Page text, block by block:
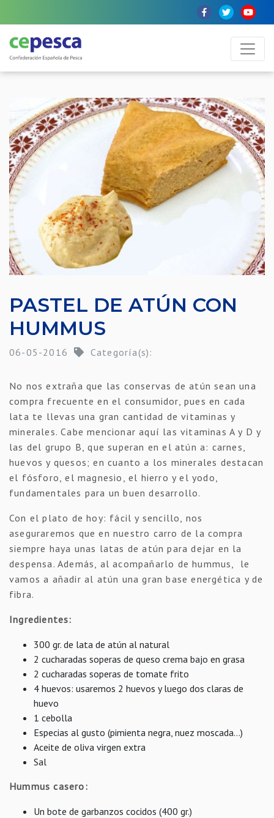
PASTEL DE ATÚN CON
HUMMUS
06-05-2016 Categoría(s):
No nos extraña que las conservas de atún sean una
compra frecuente en el consumidor, pues en cada
lata te llevas una gran cantidad de vitaminas y
minerales. Cabe mencionar aquí las vitaminas A y D y
las del grupo B, que superan en el atún a: carnes,
huevos y quesos; en cuanto a los minerales destacan
el fósforo, el magnesio, el hierro y el yodo,
fundamentales para un buen desarrollo.
Con el plato de hoy: fácil y sencillo, nos
aseguraremos que en nuestro carro de la compra
siempre haya unas latas de atún para dejar en la
despensa. Además, al acompañarlo de hummus, le
vamos a añadir al atún una gran base energética y de
fibra.
Ingredientes:
300 gr. de lata de atún al natural
2 cucharadas soperas de queso crema bajo en grasa
2 cucharadas soperas de tomate frito
4 huevos: usaremos 2 huevos y luego dos claras de
huevo
1 cebolla
Especias al gusto (pimienta negra, nuez moscada…)
Aceite de oliva virgen extra
Sal
Hummus casero:
Un bote de garbanzos cocidos (400 gr.)